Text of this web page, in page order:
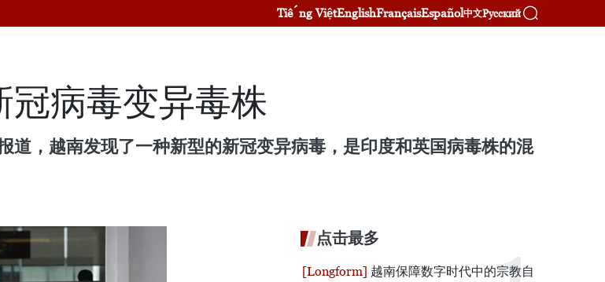
Tiếng ViệtEnglishFrançaisEspañol中文Русский
病毒变异毒株
道，越南发现了一种新型的新冠变异病毒，是印度和英国病毒株的混
点击最多
越南保障数字时代中的宗教自